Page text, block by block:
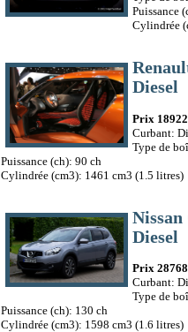
Puissance
Cylindrée
Diesel
Prix
Curbant:
Type de
Puissance (ch): 90 ch
Cylindrée (cm3): 1461 cm3 (1.5 litres)
Diesel
Prix
Curbant:
Type de
Puissance (ch): 130 ch
Cylindrée (cm3): 1598 cm3 (1.6 litres)